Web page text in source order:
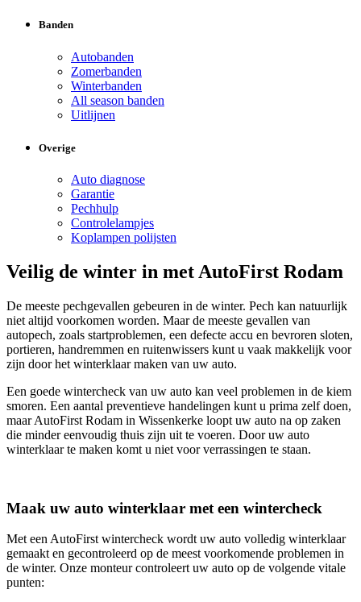
Banden
Autobanden
Zomerbanden
Winterbanden
All season banden
Uitlijnen
Overige
Auto diagnose
Garantie
Pechhulp
Controlelampjes
Koplampen polijsten
Veilig de winter in met AutoFirst Rodam
De meeste pechgevallen gebeuren in de winter. Pech kan natuurlijk
niet altijd voorkomen worden. Maar de meeste gevallen van
autopech, zoals startproblemen, een defecte accu en bevroren sloten,
portieren, handremmen en ruitenwissers kunt u vaak makkelijk voor
zijn door het winterklaar maken van uw auto.
Een goede wintercheck van uw auto kan veel problemen in de kiem
smoren. Een aantal preventieve handelingen kunt u prima zelf doen,
maar AutoFirst Rodam in Wissenkerke loopt uw auto na op zaken
die minder eenvoudig thuis zijn uit te voeren. Door uw auto
winterklaar te maken komt u niet voor verrassingen te staan.
Maak uw auto winterklaar met een wintercheck
Met een AutoFirst wintercheck wordt uw auto volledig winterklaar
gemaakt en gecontroleerd op de meest voorkomende problemen in
de winter. Onze monteur controleert uw auto op de volgende vitale
punten: